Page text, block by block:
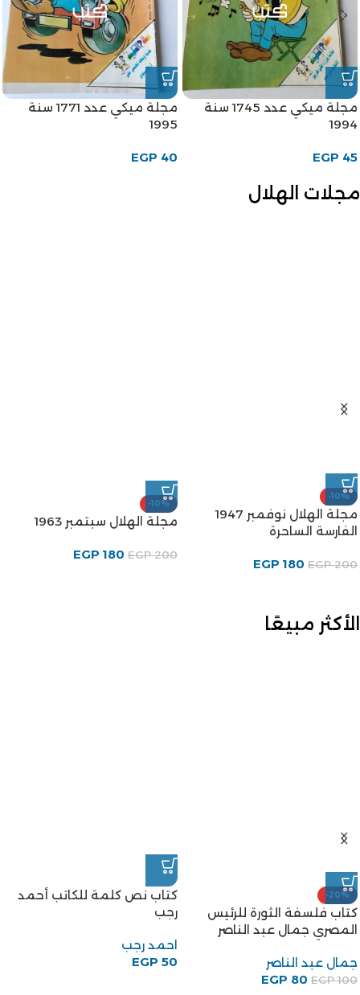
مجلة ميكي عدد 1745 سنة
1994
EGP 45
مجلة ميكي عدد 1771 سنة
1995
EGP 40
مجلات الهلال
-10%
مجلة الهلال نوفمبر 1947
الفارسة الساحرة
EGP200
EGP 180
-10%
مجلة الهلال سبتمبر 1963
EGP200
EGP 180
الأكثر مبيعًا
-20%
كتاب فلسفة الثورة للرئيس
المصري جمال عبد الناصر
جمال عبد الناصر
EGP100
EGP 80
كتاب نص كلمة للكاتب أحمد
رجب
احمد رجب
EGP 50